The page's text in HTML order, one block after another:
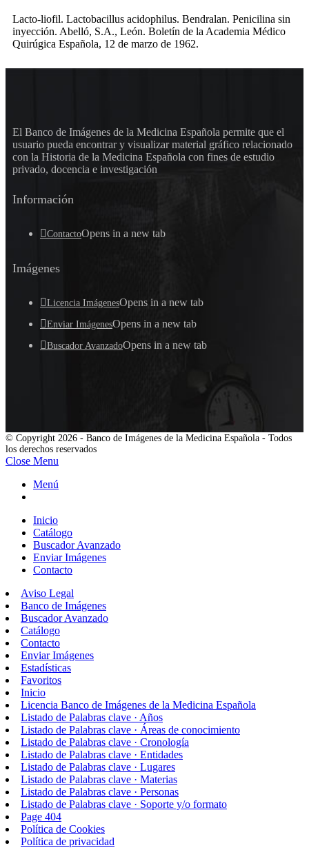
Lacto-liofil. Lactobacillus acidophilus. Bendralan. Penicilina sin
inyección. Abelló, S.A., León. Boletín de la Academia Médico
Quirúgica Española, 12 de marzo de 1962.
El Banco de Imágenes de la Medicina Española permite que el
usuario pueda encontrar y visualizar material gráfico relacionado
con la Historia de la Medicina Española con fines de estudio
privado, docencia e investigación
Información
ContactoOpens in a new tab
Imágenes
Licencia ImágenesOpens in a new tab
Enviar ImágenesOpens in a new tab
Buscador AvanzadoOpens in a new tab
© Copyright 2026 - Banco de Imágenes de la Medicina Española - Todos
los derechos reservados
Close Menu
Menú
Inicio
Catálogo
Buscador Avanzado
Enviar Imágenes
Contacto
Aviso Legal
Banco de Imágenes
Buscador Avanzado
Catálogo
Contacto
Enviar Imágenes
Estadísticas
Favoritos
Inicio
Licencia Banco de Imágenes de la Medicina Española
Listado de Palabras clave · Años
Listado de Palabras clave · Áreas de conocimiento
Listado de Palabras clave · Cronología
Listado de Palabras clave · Entidades
Listado de Palabras clave · Lugares
Listado de Palabras clave · Materias
Listado de Palabras clave · Personas
Listado de Palabras clave · Soporte y/o formato
Page 404
Política de Cookies
Política de privacidad